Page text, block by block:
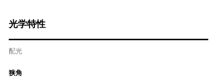
光学特性
配光
狭角